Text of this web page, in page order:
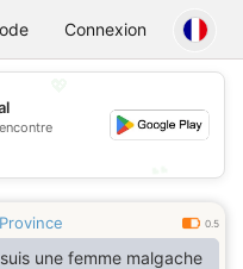
Connexion
0.5
une femme malgache